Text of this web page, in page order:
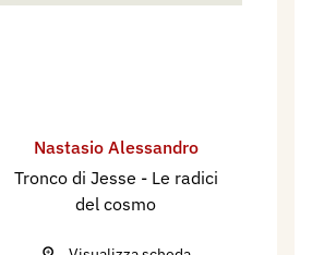
Nastasio Alessandro
Tronco di Jesse - Le radici
del cosmo